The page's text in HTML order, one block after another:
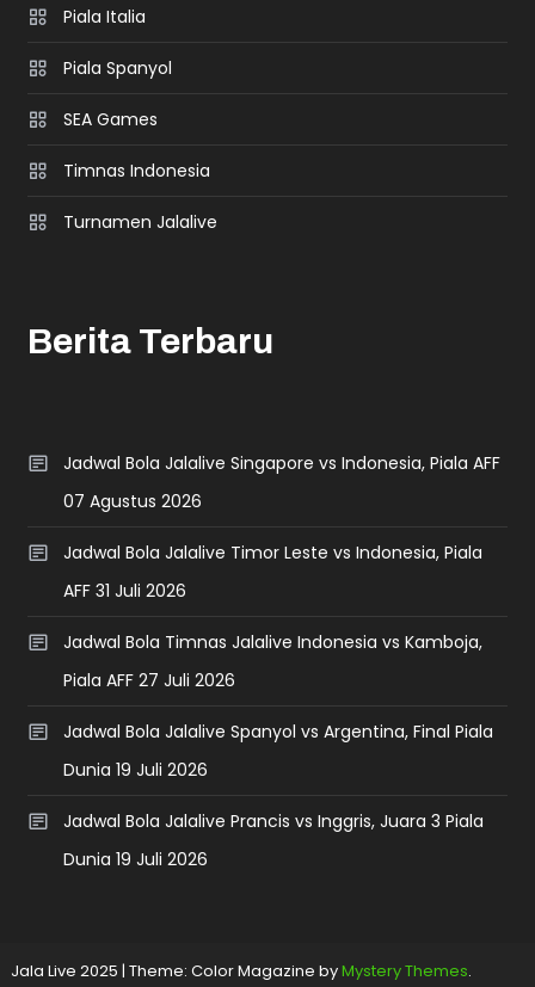
Piala Italia
Piala Spanyol
SEA Games
Timnas Indonesia
Turnamen Jalalive
Berita Terbaru
Jadwal Bola Jalalive Singapore vs Indonesia, Piala AFF
07 Agustus 2026
Jadwal Bola Jalalive Timor Leste vs Indonesia, Piala
AFF 31 Juli 2026
Jadwal Bola Timnas Jalalive Indonesia vs Kamboja,
Piala AFF 27 Juli 2026
Jadwal Bola Jalalive Spanyol vs Argentina, Final Piala
Dunia 19 Juli 2026
Jadwal Bola Jalalive Prancis vs Inggris, Juara 3 Piala
Dunia 19 Juli 2026
Jala Live 2025 | Theme: Color Magazine byMystery Themes.